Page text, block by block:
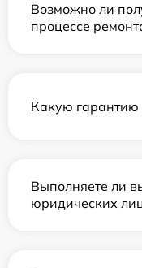
Возможно ли
процессе
Какую гарантию
Выполняете ли
юридических